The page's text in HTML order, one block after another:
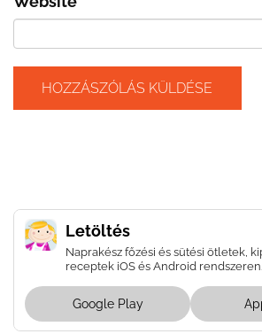
Letöltés
Naprakész főzési és sütési ötletek,
receptek iOS és Android rendszeren.
Google Play